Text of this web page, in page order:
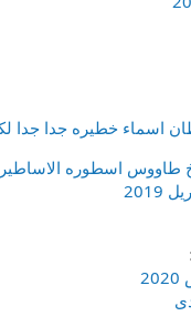
اسماء خطيره جدا جدا
طاووس اسطوره الاساطير